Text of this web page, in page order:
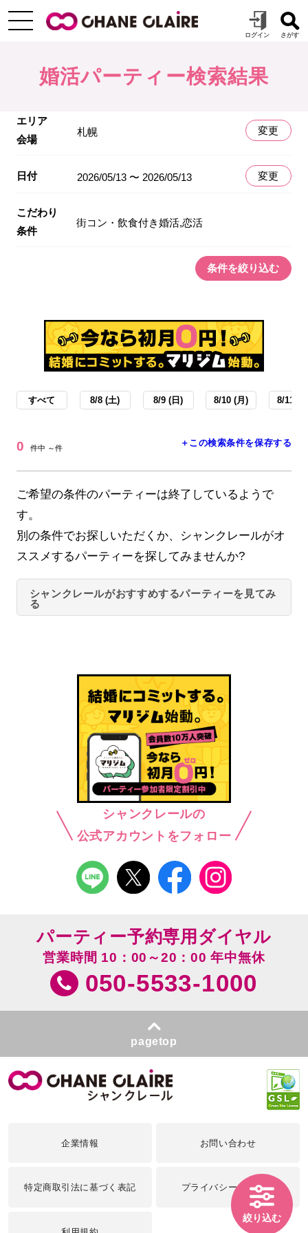
婚活パーティー検索結果
エリア
会場
札幌 変更
日付 2026/05/13 〜 2026/05/13 変更
こだわり
条件
街コン・飲食付き婚活,恋活
条件を絞り込む
すべて 8/8 (土) 8/9 (日) 8/10 (月) 8/11 (
0 件中 ～件 ＋この検索条件を保存する
ご希望の条件のパーティーは終了しているようで
す。
別の条件でお探しいただくか、シャンクレールがオ
ススメするパーティーを探してみませんか?
シャンクレールがおすすめするパーティーを見てみ
る
シャンクレールの
公式アカウントをフォロー
絞り込む
パーティー予約専用ダイヤル
営業時間 10：00～20：00 年中無休
050-5533-1000
pagetop
企業情報 お問い合わせ
特定商取引法に基づく表記 プライバシーポリシー